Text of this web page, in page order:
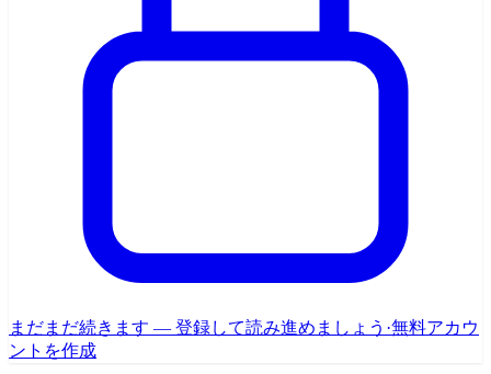
まだまだ続きます — 登録して読み進めましょう ·無料アカウ
ントを作成